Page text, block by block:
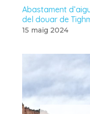
Abastament
del douar de
15 maig 2024